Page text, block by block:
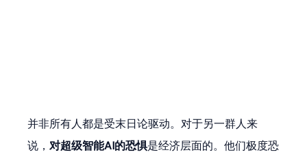
并非所有人都是受末日论驱动。对于另一群人来
说，对超级智能AI的恐惧是经济层面的。他们极度恐